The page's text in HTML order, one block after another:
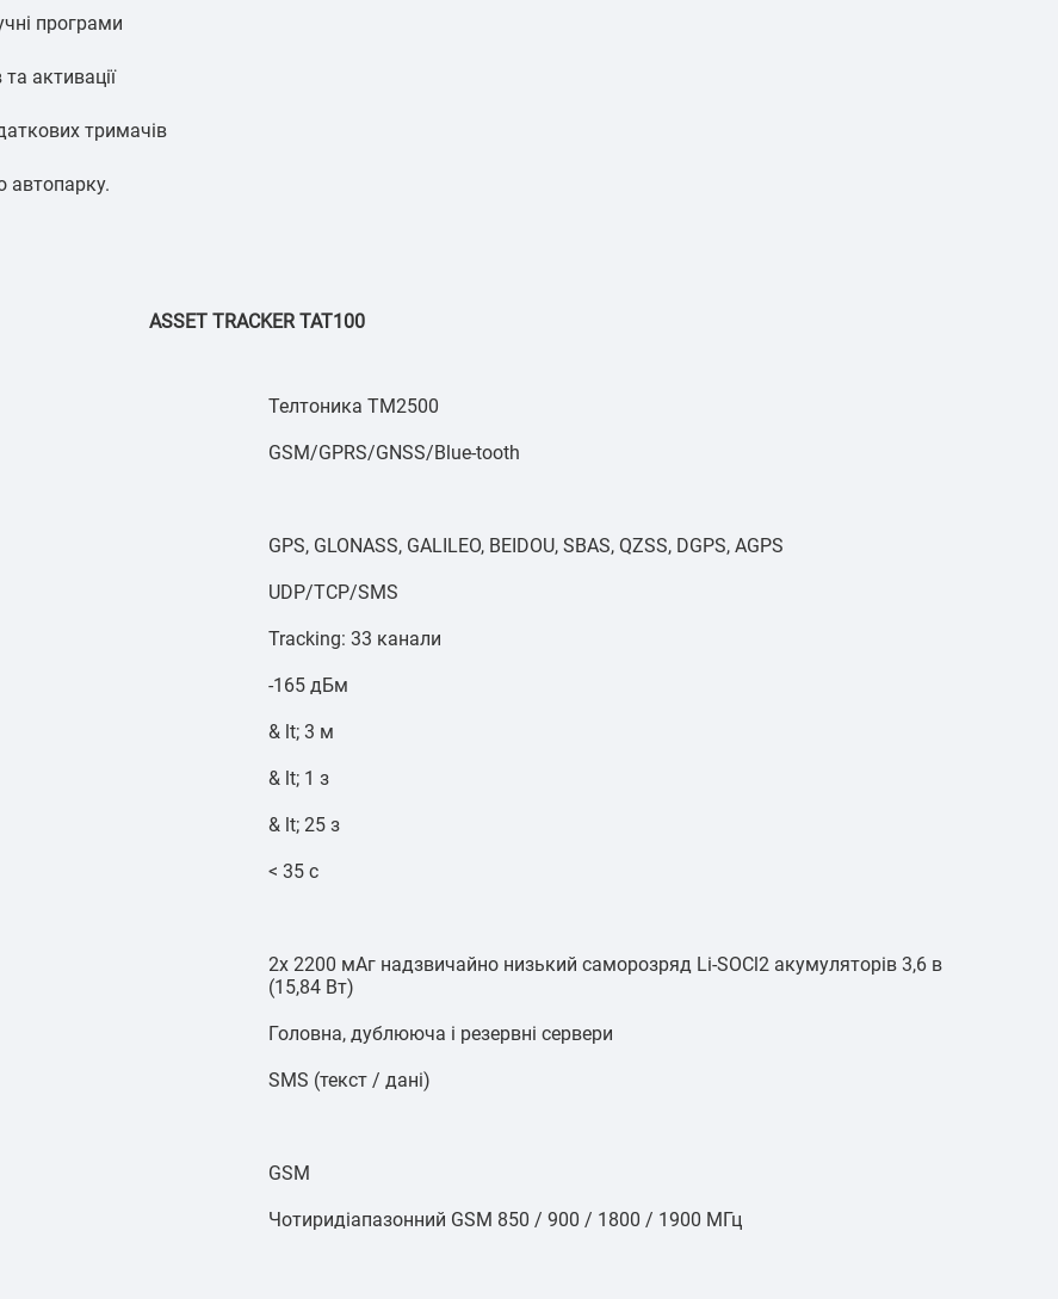
програми
активації
тримачів
автопарку.
ASSET TRACKER TAT100
Телтоника TM2500
GSM/GPRS/GNSS/Blue-tooth
GPS, GLONASS, GALILEO, BEIDOU, SBAS, QZSS, DGPS, AGPS
UDP/TCP/SMS
Tracking: 33 канали
-165 дБм
& lt; 3 м
& lt; 1 з
& lt; 25 з
< 35 с
2x 2200 мАг надзвичайно низький саморозряд Li-SOCl2 акумуляторів 3,6 в
(15,84 Вт)
Головна, дублююча і резервні сервери
SMS (текст / дані)
GSM
Чотиридіапазонний GSM 850 / 900 / 1800 / 1900 МГц